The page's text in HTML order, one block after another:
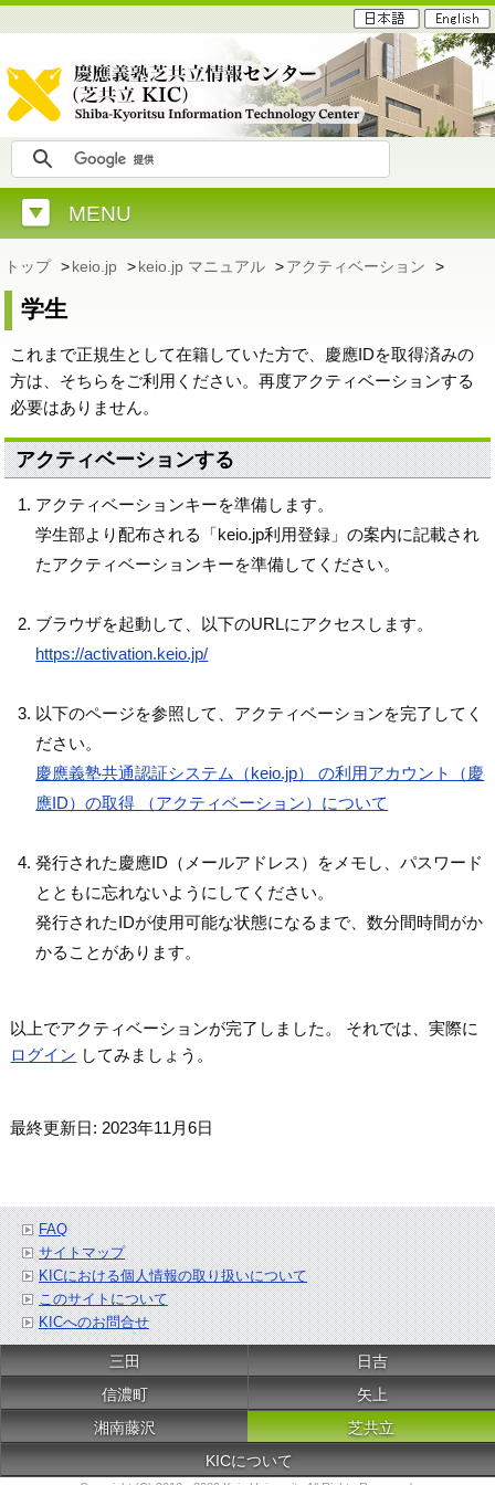
MENU
トップ >keio.jp >keio.jp マニュアル >アクティベーション >
学生
これまで正規生として在籍していた方で、慶應IDを取得済みの
方は、そちらをご利用ください。再度アクティベーションする
必要はありません。
アクティベーションする
アクティベーションキーを準備します。
学生部より配布される「keio.jp利用登録」の案内に記載され
たアクティベーションキーを準備してください。
ブラウザを起動して、以下のURLにアクセスします。
https://activation.keio.jp/
以下のページを参照して、アクティベーションを完了してく
ださい。
慶應義塾共通認証システム（keio.jp） の利用アカウント（慶
應ID）の取得 （アクティベーション）について
発行された慶應ID（メールアドレス）をメモし、パスワード
とともに忘れないようにしてください。
発行されたIDが使用可能な状態になるまで、数分間時間がか
かることがあります。
以上でアクティベーションが完了しました。 それでは、実際に
ログイン してみましょう。
最終更新日: 2023年11月6日
FAQ
サイトマップ
KICにおける個人情報の取り扱いについて
このサイトについて
KICへのお問合せ
三田
日吉
信濃町
矢上
湘南藤沢
芝共立
KICについて